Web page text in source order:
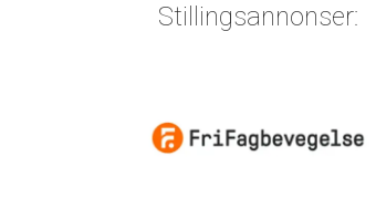
Stillingsannonser: